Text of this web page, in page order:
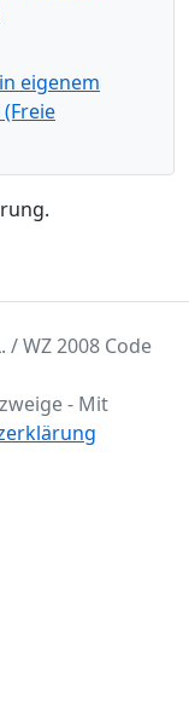
eigenem
/ WZ 2008 Code
- Mit